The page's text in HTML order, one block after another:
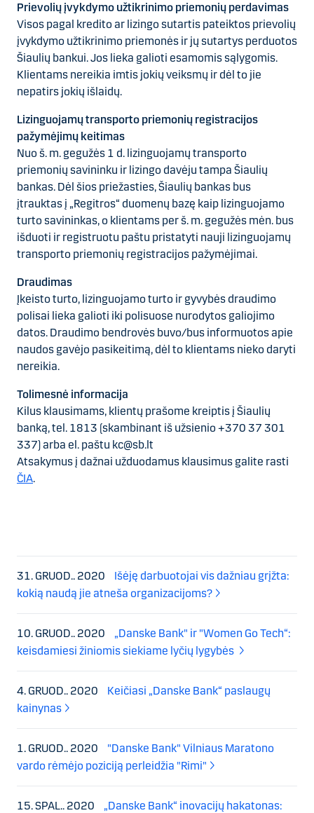
Prievolių įvykdymo užtikrinimo priemonių perdavimas
Visos pagal kredito ar lizingo sutartis pateiktos prievolių
įvykdymo užtikrinimo priemonės ir jų sutartys perduotos
Šiaulių bankui. Jos lieka galioti esamomis sąlygomis.
Klientams nereikia imtis jokių veiksmų ir dėl to jie
nepatirs jokių išlaidų.
Lizinguojamų transporto priemonių registracijos
pažymėjimų keitimas
Nuo š. m. gegužės 1 d. lizinguojamų transporto
priemonių savininku ir lizingo davėju tampa Šiaulių
bankas. Dėl šios priežasties, Šiaulių bankas bus
įtrauktas į „Regitros“ duomenų bazę kaip lizinguojamo
turto savininkas, o klientams per š. m. gegužės mėn. bus
išduoti ir registruotu paštu pristatyti nauji lizinguojamų
transporto priemonių registracijos pažymėjimai.
Draudimas
Įkeisto turto, lizinguojamo turto ir gyvybės draudimo
polisai lieka galioti iki polisuose nurodytos galiojimo
datos. Draudimo bendrovės buvo/bus informuotos apie
naudos gavėjo pasikeitimą, dėl to klientams nieko daryti
nereikia.
Tolimesnė informacija
Kilus klausimams, klientų prašome kreiptis į Šiaulių
banką, tel. 1813 (skambinant iš užsienio +370 37 301
337) arba el. paštu kc@sb.lt
Atsakymus į dažnai užduodamus klausimus galite rasti
ČIA.
31. GRUOD.. 2020
Išėję darbuotojai vis dažniau grįžta:
kokią naudą jie atneša organizacijoms?
10. GRUOD.. 2020
„Danske Bank" ir "Women Go Tech“:
keisdamiesi žiniomis siekiame lyčių lygybės
4. GRUOD.. 2020
Keičiasi „Danske Bank“ paslaugų
kainynas
1. GRUOD.. 2020
"Danske Bank" Vilniaus Maratono
vardo rėmėjo poziciją perleidžia "Rimi"
15. SPAL.. 2020
„Danske Bank“ inovacijų hakatonas: